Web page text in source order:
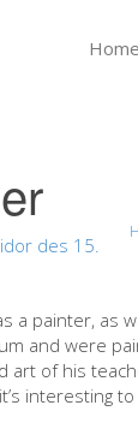
Home
des 15.
a painter, as
and were
art of his
interesting